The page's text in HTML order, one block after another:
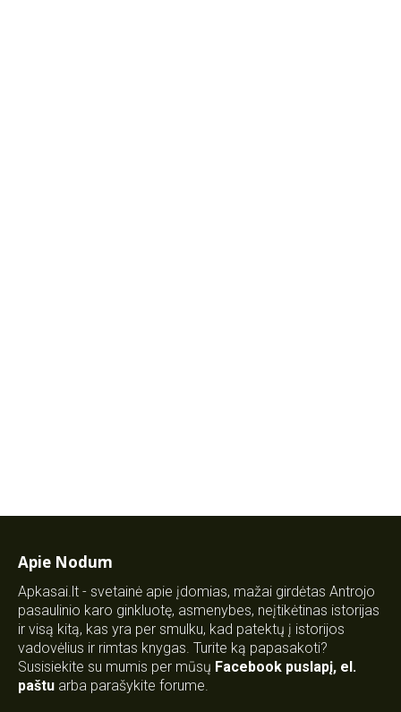
Apie Nodum
Apkasai.lt - svetainė apie įdomias, mažai girdėtas Antrojo
pasaulinio karo ginkluotę, asmenybes, neįtikėtinas istorijas
ir visą kitą, kas yra per smulku, kad patektų į istorijos
vadovėlius ir rimtas knygas. Turite ką papasakoti?
Susisiekite su mumis per mūsų Facebook puslapį, el.
paštu arba parašykite forume.